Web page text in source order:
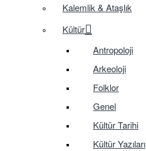
Kalemlik & Ataşlık
Kültür
Antropoloji
Arkeoloji
Folklor
Genel
Kültür Tarihi
Kültür Yazıları